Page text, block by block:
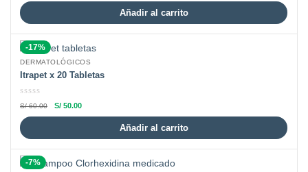
Añadir al carrito
-17%
DERMATOLÓGICOS
Itrapet x 20 Tabletas
S/60.00 S/ 50.00
Añadir al carrito
-7%